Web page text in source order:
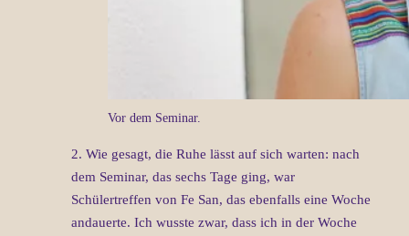
Vor dem Seminar.
2. Wie gesagt, die Ruhe lässt auf sich warten: nach
dem Seminar, das sechs Tage ging, war
Schülertreffen von Fe San, das ebenfalls eine Woche
andauerte. Ich wusste zwar, dass ich in der Woche